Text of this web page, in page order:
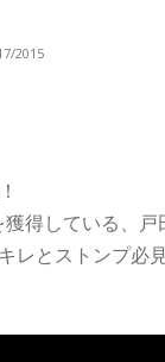
2015
得している、戸
レとストンプ必